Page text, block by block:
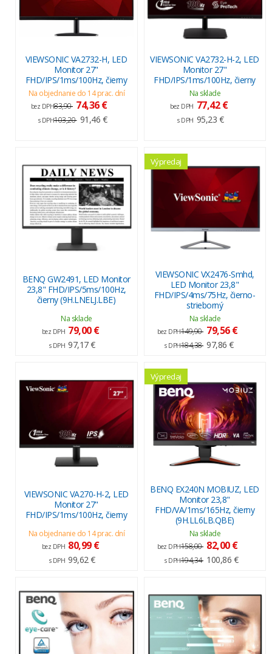
VIEWSONIC VA2732-H, LED
Monitor 27"
FHD/IPS/1ms/100Hz, čierny
Na objednanie do 14 prac. dní
bez DPH83,90 74,36 €
s DPH103,20 91,46 €
VIEWSONIC VA2732-H-2, LED
Monitor 27"
FHD/IPS/1ms/100Hz, čierny
Na sklade
bez DPH 77,42 €
s DPH 95,23 €
BENQ GW2491, LED Monitor
23,8" FHD/IPS/5ms/100Hz,
čierny (9H.LNELJ.LBE)
Na sklade
bez DPH 79,00 €
s DPH 97,17 €
Výpredaj
VIEWSONIC VX2476-Smhd,
LED Monitor 23,8"
FHD/IPS/4ms/75Hz, čierno-
strieborný
Na sklade
bez DPH149,90 79,56 €
s DPH184,38 97,86 €
VIEWSONIC VA270-H-2, LED
Monitor 27"
FHD/IPS/1ms/100Hz, čierny
Na objednanie do 14 prac. dní
bez DPH 80,99 €
s DPH 99,62 €
Výpredaj
BENQ EX240N MOBIUZ, LED
Monitor 23,8"
FHD/VA/1ms/165Hz, čierny
(9H.LL6LB.QBE)
Na sklade
bez DPH158,00 82,00 €
s DPH194,34 100,86 €